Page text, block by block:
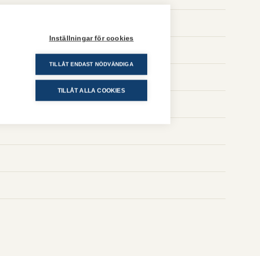
Inställningar för cookies
TILLÅT ENDAST NÖDVÄNDIGA
TILLÅT ALLA COOKIES